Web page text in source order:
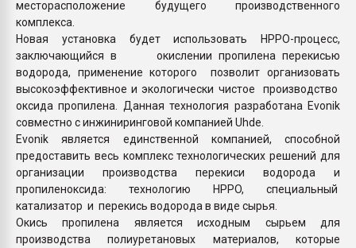
месторасположение будущего производственного
комплекса.
Новая установка будет использовать HPPO-процесс,
заключающийся в окислении пропилена перекисью
водорода, применение которого позволит организовать
высокоэффективное и экологически чистое производство
оксида пропилена. Данная технология разработана Evonik
совместно с инжиниринговой компанией Uhde.
Evonik является единственной компанией, способной
предоставить весь комплекс технологических решений для
организации производства перекиси водорода и
пропиленоксида: технологию HPPO, специальный
катализатор и перекись водорода в виде сырья.
Окись пропилена является исходным сырьем для
производства полиуретановых материалов, которые